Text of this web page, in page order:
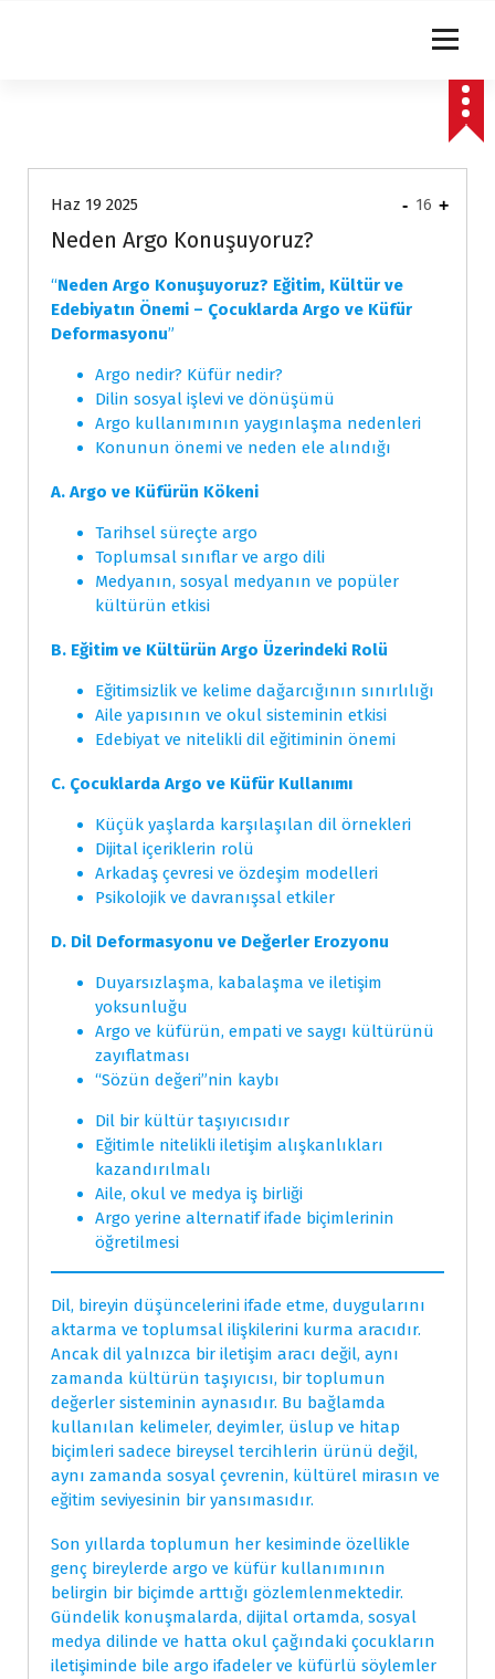
Haz 19 2025
Neden Argo Konuşuyoruz?
“Neden Argo Konuşuyoruz? Eğitim, Kültür ve
Edebiyatın Önemi – Çocuklarda Argo ve Küfür
Deformasyonu”
Argo nedir? Küfür nedir?
Dilin sosyal işlevi ve dönüşümü
Argo kullanımının yaygınlaşma nedenleri
Konunun önemi ve neden ele alındığı
A. Argo ve Küfürün Kökeni
Tarihsel süreçte argo
Toplumsal sınıflar ve argo dili
Medyanın, sosyal medyanın ve popüler
kültürün etkisi
B. Eğitim ve Kültürün Argo Üzerindeki Rolü
Eğitimsizlik ve kelime dağarcığının sınırlılığı
Aile yapısının ve okul sisteminin etkisi
Edebiyat ve nitelikli dil eğitiminin önemi
C. Çocuklarda Argo ve Küfür Kullanımı
Küçük yaşlarda karşılaşılan dil örnekleri
Dijital içeriklerin rolü
Arkadaş çevresi ve özdeşim modelleri
Psikolojik ve davranışsal etkiler
D. Dil Deformasyonu ve Değerler Erozyonu
Duyarsızlaşma, kabalaşma ve iletişim
yoksunluğu
Argo ve küfürün, empati ve saygı kültürünü
zayıflatması
“Sözün değeri”nin kaybı
Dil bir kültür taşıyıcısıdır
Eğitimle nitelikli iletişim alışkanlıkları
kazandırılmalı
Aile, okul ve medya iş birliği
Argo yerine alternatif ifade biçimlerinin
öğretilmesi
Dil, bireyin düşüncelerini ifade etme, duygularını
aktarma ve toplumsal ilişkilerini kurma aracıdır.
Ancak dil yalnızca bir iletişim aracı değil, aynı
zamanda kültürün taşıyıcısı, bir toplumun
değerler sisteminin aynasıdır. Bu bağlamda
kullanılan kelimeler, deyimler, üslup ve hitap
biçimleri sadece bireysel tercihlerin ürünü değil,
aynı zamanda sosyal çevrenin, kültürel mirasın ve
eğitim seviyesinin bir yansımasıdır.
Son yıllarda toplumun her kesiminde özellikle
genç bireylerde argo ve küfür kullanımının
belirgin bir biçimde arttığı gözlemlenmektedir.
Gündelik konuşmalarda, dijital ortamda, sosyal
medya dilinde ve hatta okul çağındaki çocukların
iletişiminde bile argo ifadeler ve küfürlü söylemler
- 16 +